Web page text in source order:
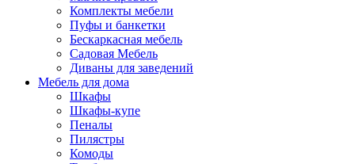
Комплекты мебели
Пуфы и банкетки
Бескаркасная мебель
Садовая Мебель
Диваны для заведений
Мебель для дома
Шкафы
Шкафы-купе
Пеналы
Пилястры
Комоды